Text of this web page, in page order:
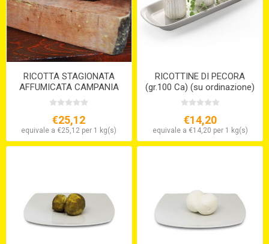
RICOTTA STAGIONATA
AFFUMICATA CAMPANIA
€25,12
equivale a €25,12 per 1 kg(s)
RICOTTINE DI PECORA
(gr.100 Ca) (su ordinazione)
€14,20
equivale a €14,20 per 1 kg(s)